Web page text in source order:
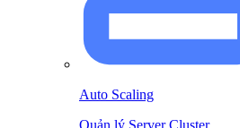
Auto Scaling
Quản lý Server Cluster